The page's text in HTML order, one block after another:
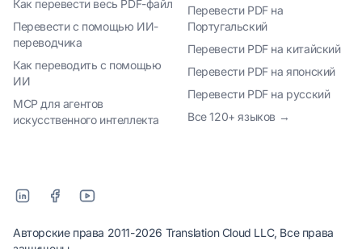
Как перевести весь PDF-файл
Перевести с помощью ИИ-
переводчика
Как переводить с помощью
ИИ
MCP для агентов
искусственного интеллекта
Перевести PDF на
Португальский
Перевести PDF на китайский
Перевести PDF на японский
Перевести PDF на русский
Все 120+ языков →
Авторские права 2011-2026 Translation Cloud LLC, Все права